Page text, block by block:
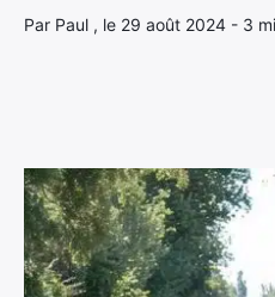
Par Paul , le 29 août 2024 - 3